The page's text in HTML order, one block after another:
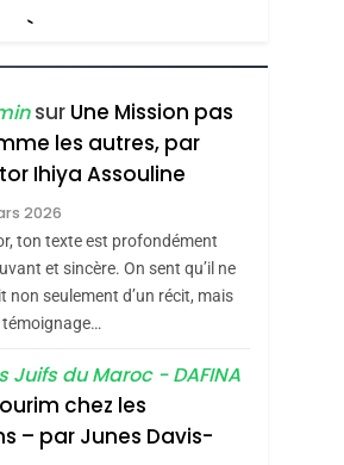
FIÈRE, DIGNE ET
RÉSILIENTE :
POURQUOI JE
REVENDIQUE MA
JUDAÏTE Par Thérèse
Zrihen-Dvir
ISRAÉL JUDAISME
CE QUI NOUS
MANQUE – Jacques
Hadida
JUDAISME
Maroc : Les Amandes
De Tafraout, Le Miel
De Tadla Azilal
Consacrés Produits
Du Terroir
DAFINA MAROC
Oeil Ravageur –
sur Une Mission pas
les autres, par
Ihiya Assouline
2026
ton texte est profondément
et sincère. On sent qu’il ne
non seulement d’un récit, mais
témoignage…
Juifs du Maroc - DAFINA
chez les
– par Junes Davis-